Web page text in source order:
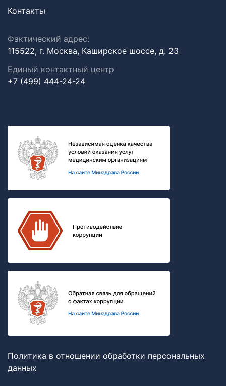
Контакты
Фактический адрес:
115522, г. Москва, Каширское шоссе, д. 23
Единый контактный центр
+7 (499) 444-24-24
Политика в отношении обработки персональных
данных